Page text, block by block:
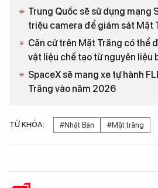
Trung Quốc sẽ sử dụng mạng
triệu camera để giám sát Mặt
Căn cứ trên Mặt Trăng có thể
vật liệu chế tạo từ nguyên liệu
SpaceX sẽ mang xe tự hành
Trăng vào năm 2026
TỪ KHÓA: #Nhật Bản #Mặt trăng